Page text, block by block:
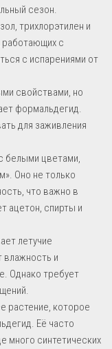
сезон.
трихлорэтилен и
работающих с
с испарениями от
свойствами, но
формальдегид.
для заживления
белыми цветами,
Оно не только
что важно в
ацетон, спирты и
летучие
влажность и
Однако требует
растение, которое
Её часто
много синтетических